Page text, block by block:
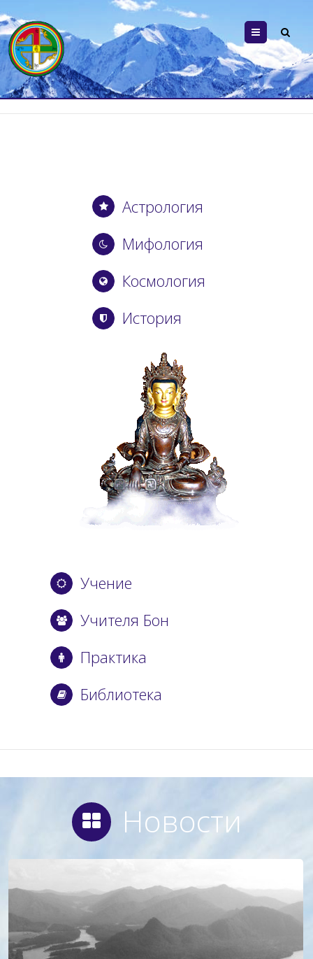
Menu
Астрология
Мифология
Космология
История
Учение
Учителя Бон
Практика
Библиотека
Новости